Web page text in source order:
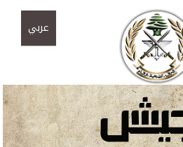
عربي